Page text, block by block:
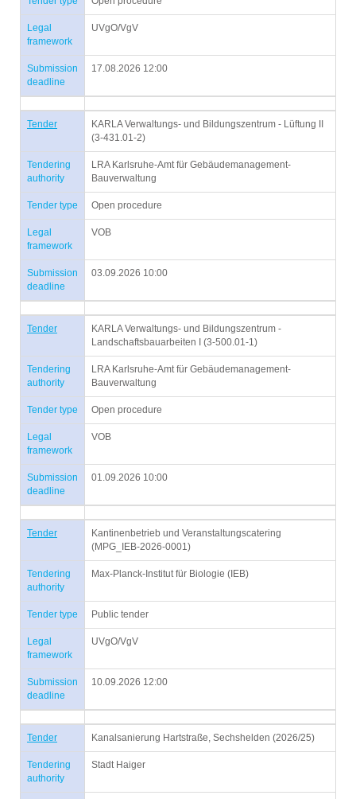
Legal
framework
UVgO/VgV
Submission
deadline
17.08.2026 12:00
Tender
KARLA Verwaltungs- und Bildungszentrum - Lüftung II
(3-431.01-2)
Tendering
authority
LRA Karlsruhe-Amt für Gebäudemanagement-
Bauverwaltung
Tender type Open procedure
Legal
framework
VOB
Submission
deadline
03.09.2026 10:00
Tender
KARLA Verwaltungs- und Bildungszentrum -
Landschaftsbauarbeiten I (3-500.01-1)
Tendering
authority
LRA Karlsruhe-Amt für Gebäudemanagement-
Bauverwaltung
Tender type Open procedure
Legal
framework
VOB
Submission
deadline
01.09.2026 10:00
Tender
Kantinenbetrieb und Veranstaltungscatering
(MPG_IEB-2026-0001)
Tendering
authority
Max-Planck-Institut für Biologie (IEB)
Tender type Public tender
Legal
framework
UVgO/VgV
Submission
deadline
10.09.2026 12:00
Tender Kanalsanierung Hartstraße, Sechshelden (2026/25)
Tendering
authority
Stadt Haiger